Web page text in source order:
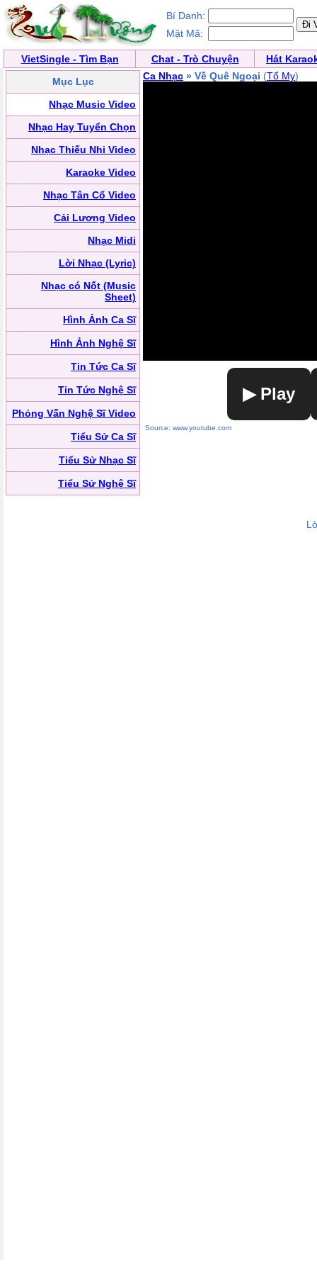
Bí Danh:
Mật Mã:
VietSingle - Tìm Bạn Chat - Trò Chuyện
Hát
Mục Lục
Nhạc Music Video
Nhạc Hay Tuyển Chọn
Nhạc Thiếu Nhi Video
Karaoke Video
Nhạc Tân Cổ Video
Cải Lương Video
Nhạc Midi
Lời Nhạc (Lyric)
Nhạc có Nốt (Music
Sheet)
Hình Ảnh Ca Sĩ
Hình Ảnh Nghệ Sĩ
Tin Tức Ca Sĩ
Tin Tức Nghệ Sĩ
Phỏng Vấn Nghệ Sĩ Video
Tiểu Sử Ca Sĩ
Tiểu Sử Nhạc Sĩ
Tiểu Sử Nghệ Sĩ
Ca Nhạc » Về Quê Ngoại (Tố My)
▶ Play
Source: www.youtube.com